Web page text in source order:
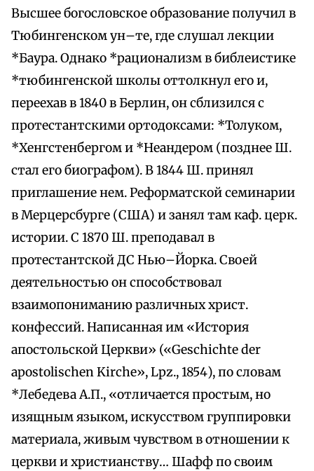
Высшее богословское образование получил в
Тюбингенском ун–те, где слушал лекции
*Баура. Однако *рационализм в библеистике
*тюбингенской школы оттолкнул его и,
переехав в 1840 в Берлин, он сблизился с
протестантскими ортодоксами: *Толуком,
*Хенгстенбергом и *Heандером (позднее Ш.
стал его биографом). В 1844 Ш. принял
приглашение нем. Реформатской семинарии
в Мерцерсбурге (CШA) и занял там каф. церк.
истории. С 1870 Ш. преподавал в
протестантской ДС Нью–Йорка. Своей
деятельностью он способствовал
взаимопониманию различных христ.
конфессий. Написанная им «История
апостольской Церкви» («Geschichte der
apostolischen Kirche», Lpz., 1854), по словам
*Лебедева А.П., «отличается простым, но
изящным языком, искусством группировки
материала, живым чувством в отношении к
церкви и христианству… Шафф по своим